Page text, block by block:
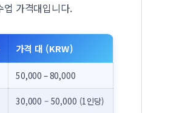
업 가격대입니다.
가격 대 (KRW)
50,000 – 80,000
30,000 – 50,000 (1인당)